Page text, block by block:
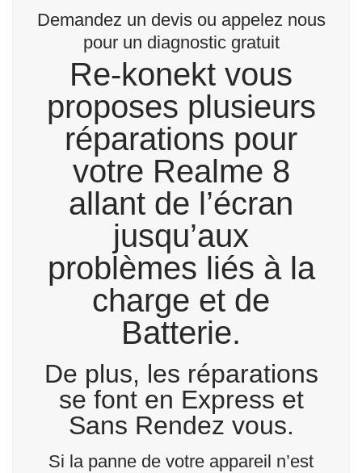
Demandez un devis ou appelez nous
pour un diagnostic gratuit
Re-konekt vous
proposes plusieurs
réparations pour
votre Realme 8
allant de l’écran
jusqu’aux
problèmes liés à la
charge et de
Batterie.
De plus, les réparations
se font en Express et
Sans Rendez vous.
Si la panne de votre appareil n’est